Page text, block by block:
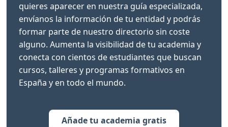
quieres aparecer en nuestra guía especializada,
envíanos la información de tu entidad y podrás
formar parte de nuestro directorio sin coste
alguno. Aumenta la visibilidad de tu academia y
conecta con cientos de estudiantes que buscan
cursos, talleres y programas formativos en
España y en todo el mundo.
Añade tu academia gratis